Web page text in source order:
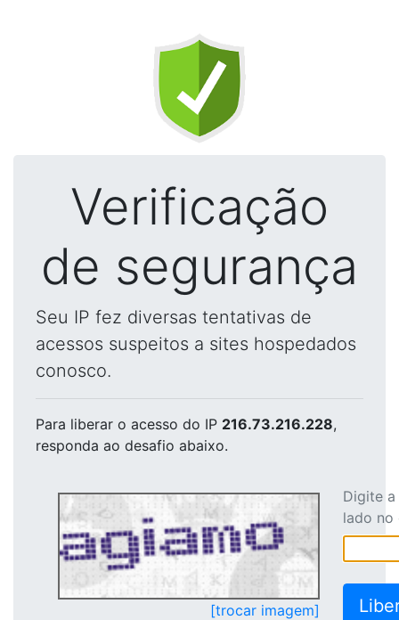
Verificação
de segurança
Seu IP fez diversas tentativas de
acessos suspeitos a sites hospedados
conosco.
Para liberar o acesso do IP 216.73.216.228,
responda ao desafio abaixo.
[trocar imagem]
Digite
lado no